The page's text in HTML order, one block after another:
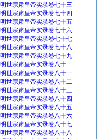
明世宗肃皇帝实录卷七十三
明世宗肃皇帝实录卷七十四
明世宗肃皇帝实录卷七十五
明世宗肃皇帝实录卷七十六
明世宗肃皇帝实录卷七十七
明世宗肃皇帝实录卷七十八
明世宗肃皇帝实录卷七十九
明世宗肃皇帝实录卷八十
明世宗肃皇帝实录卷八十一
明世宗肃皇帝实录卷八十二
明世宗肃皇帝实录卷八十三
明世宗肃皇帝实录卷八十四
明世宗肃皇帝实录卷八十五
明世宗肃皇帝实录卷八十六
明世宗肃皇帝实录卷八十七
明世宗肃皇帝实录卷八十八